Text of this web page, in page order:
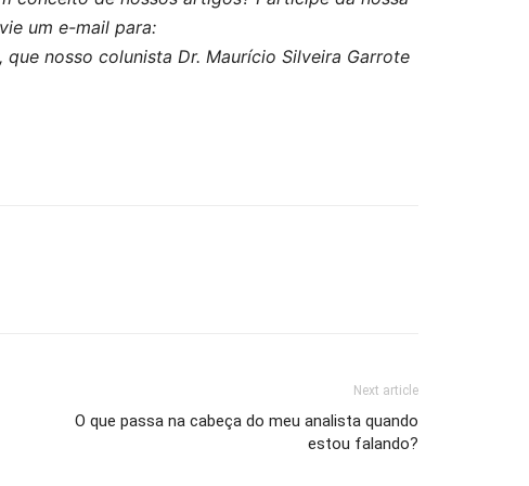
um e-mail para:
, que nosso colunista Dr. Maurício Silveira Garrote
Next article
O que passa na cabeça do meu analista quando
estou falando?